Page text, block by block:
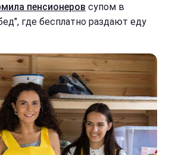
пенсионеров супом в
где бесплатно раздают еду